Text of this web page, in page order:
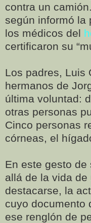
contra un
según informó la
los médicos del
certificaron su
Los padres, Luis
hermanos de
última voluntad:
otras personas
Cinco personas
córneas, el
En este gesto
allá de la vida
destacarse, la
cuyo documento
ese renglón de